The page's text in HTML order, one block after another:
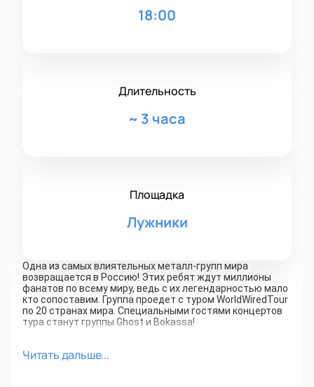
18:00
Длительность
~ 3 часа
Площадка
Лужники
Одна из самых влиятельных металл-групп мира
возвращается в Россию! Этих ребят ждут миллионы
фанатов по всему миру, ведь с их легендарностью мало
кто сопоставим. Группа проедет с туром WorldWiredTour
по 20 странах мира. Специальными гостями концертов
тура станут группы Ghost и Bokassa!
Несмотря на почти 40-летнюю историю, Metallica
остается группой, которая продолжает каждым
Читать дальше...